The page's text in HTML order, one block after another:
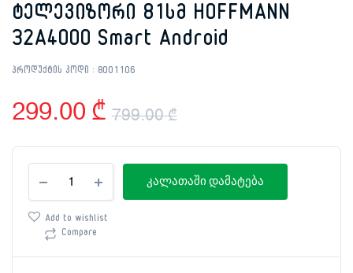
ტელევიზორი 81სმ HOFFMANN
32A4000 Smart Android
პროდუქტის კოდი : 8001106
799.00₾
Original
price
799.00 ₾.
299.00 ₾
Current
price
299.00 ₾.
81სმ
HOFFMANN
32A4000
Smart
რაოდენობა
კალათაში დამატება
Add to wishlist
Compare